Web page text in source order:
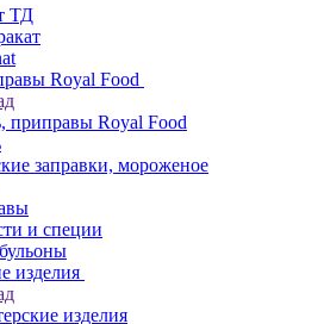
ТД
Royal Food
приправы Royal Food
заправки, мороженое
и специи
изделия
изделия